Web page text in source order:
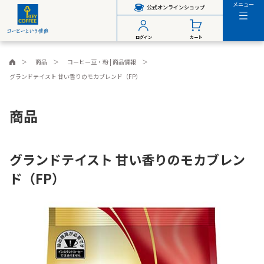
公式オンラインショップ
ログイン カート
メニュー
商品
コーヒー豆・粉 | 商品情報
グランドテイスト 甘い香りのモカブレンド（FP）
商品
グランドテイスト 甘い香りのモカブレン
ド（FP）